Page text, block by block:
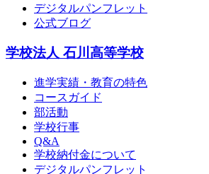
デジタルパンフレット
公式ブログ
学校法人 石川高等学校
進学実績・教育の特色
コースガイド
部活動
学校行事
Q&A
学校納付金について
デジタルパンフレット